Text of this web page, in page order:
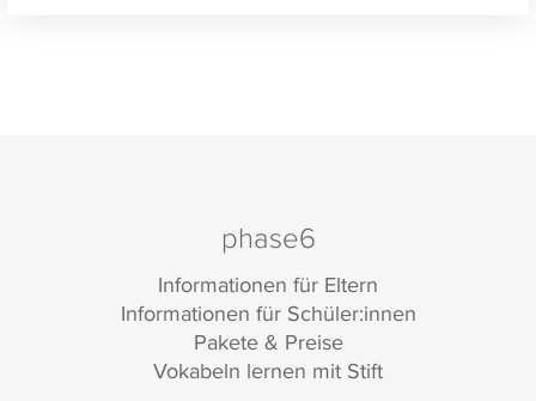
phase6
Informationen für Eltern
Informationen für Schüler:innen
Pakete & Preise
Vokabeln lernen mit Stift